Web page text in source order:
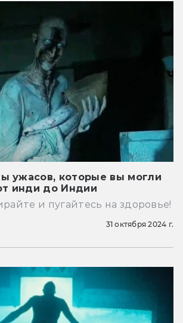
ужасов, которые вы могли
инди до Индии
и пугайтесь на здоровье!
31 октября 2024 г.